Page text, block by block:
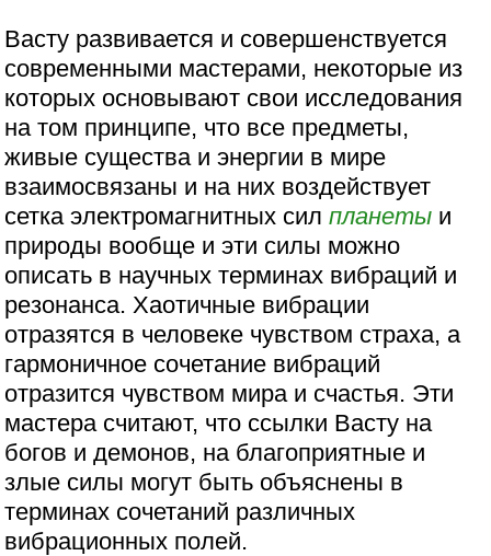
Васту развивается и совершенствуется
современными мастерами, некоторые из
которых основывают свои исследования
на том принципе, что все предметы,
живые существа и энергии в мире
взаимосвязаны и на них воздействует
сетка электромагнитных силпланеты и
природы вообще и эти силы можно
описать в научных терминах вибраций и
резонанса. Хаотичные вибрации
отразятся в человеке чувством страха, а
гармоничное сочетание вибраций
отразится чувством мира и счастья. Эти
мастера считают, что ссылки Васту на
богов и демонов, на благоприятные и
злые силы могут быть объяснены в
терминах сочетаний различных
вибрационных полей.